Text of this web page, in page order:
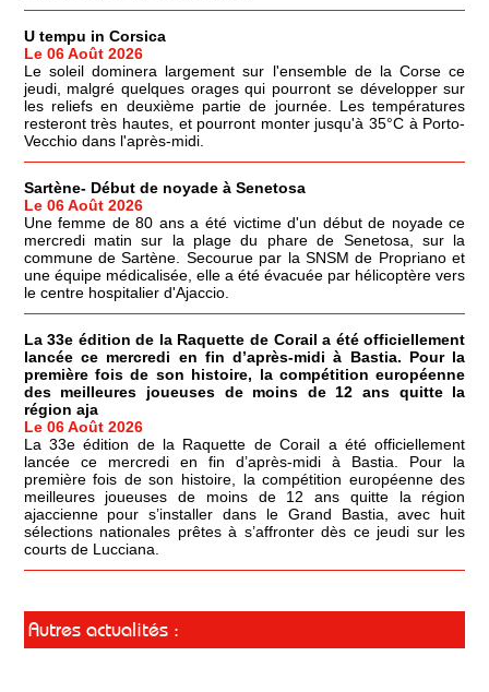
U tempu in Corsica
Le 06 Août 2026
Le soleil dominera largement sur l'ensemble de la Corse ce
jeudi, malgré quelques orages qui pourront se développer sur
les reliefs en deuxième partie de journée. Les températures
resteront très hautes, et pourront monter jusqu'à 35°C à Porto-
Vecchio dans l'après-midi.
Sartène- Début de noyade à Senetosa
Le 06 Août 2026
Une femme de 80 ans a été victime d'un début de noyade ce
mercredi matin sur la plage du phare de Senetosa, sur la
commune de Sartène. Secourue par la SNSM de Propriano et
une équipe médicalisée, elle a été évacuée par hélicoptère vers
le centre hospitalier d'Ajaccio.
La 33e édition de la Raquette de Corail a été officiellement
lancée ce mercredi en fin d’après-midi à Bastia. Pour la
première fois de son histoire, la compétition européenne
des meilleures joueuses de moins de 12 ans quitte la
région aja
Le 06 Août 2026
La 33e édition de la Raquette de Corail a été officiellement
lancée ce mercredi en fin d’après-midi à Bastia. Pour la
première fois de son histoire, la compétition européenne des
meilleures joueuses de moins de 12 ans quitte la région
ajaccienne pour s’installer dans le Grand Bastia, avec huit
sélections nationales prêtes à s’affronter dès ce jeudi sur les
courts de Lucciana.
Autres actualités :